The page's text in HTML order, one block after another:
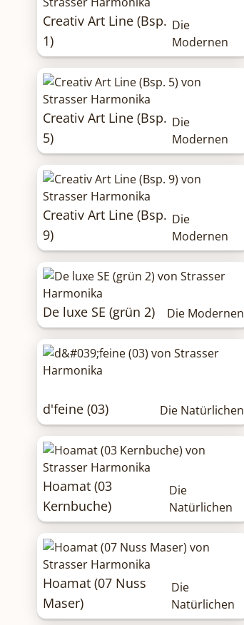
Creativ Art Line (Bsp.
1)
Die
Modernen
Creativ Art Line (Bsp.
5)
Die
Modernen
Creativ Art Line (Bsp.
9)
Die
Modernen
De luxe SE (grün 2) Die Modernen
d'feine (03) Die Natürlichen
Hoamat (03
Kernbuche)
Die
Natürlichen
Hoamat (07 Nuss
Maser)
Die
Natürlichen